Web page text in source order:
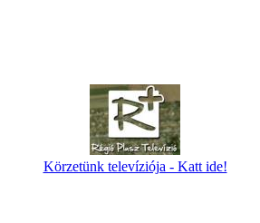
Körzetünk televíziója - Katt ide!